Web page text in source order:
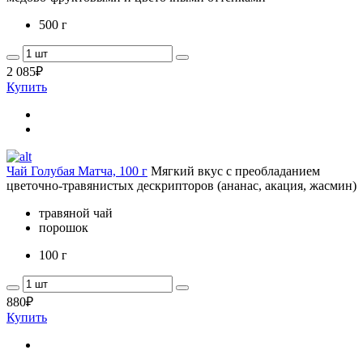
500 г
2 085₽
Купить
Чай Голубая Матча, 100 г Мягкий вкус с преобладанием
цветочно-травянистых дескрипторов (ананас, акация, жасмин)
травяной чай
порошок
100 г
880₽
Купить